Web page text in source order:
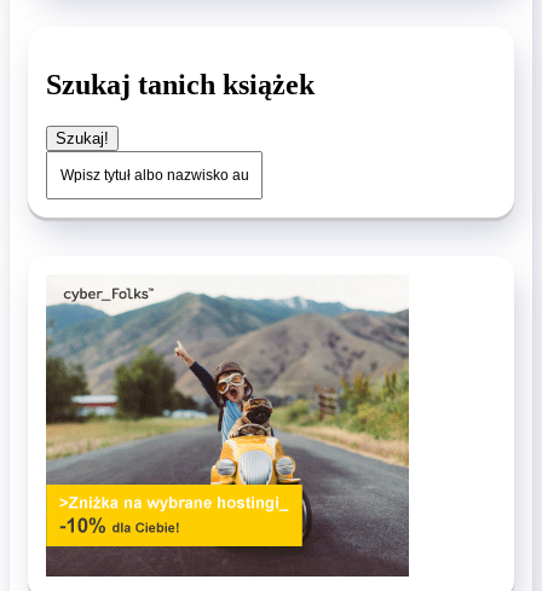
Szukaj tanich książek
Szukaj!